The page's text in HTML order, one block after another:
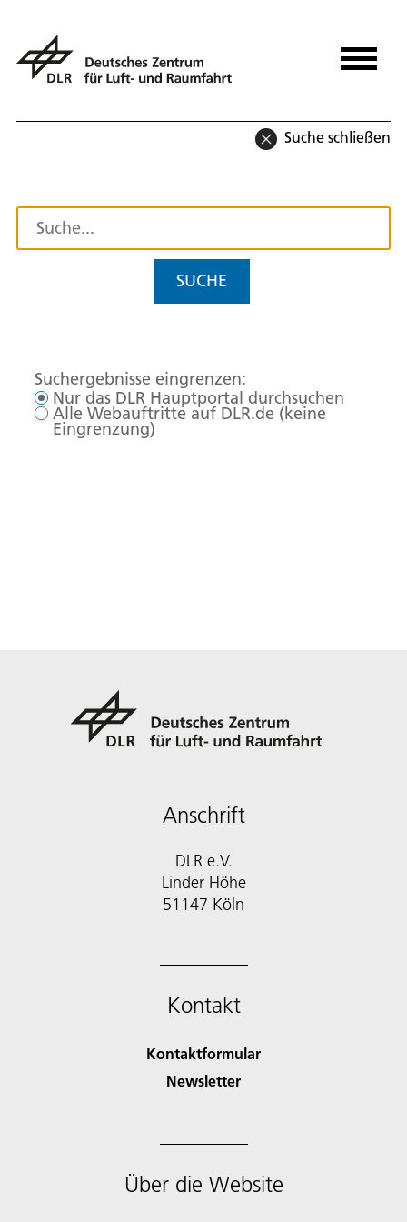
Suche schließen
SUCHE
Suchergebnisse eingrenzen:
Nur das DLR Hauptportal durchsuchen
Alle Webauftritte auf DLR.de (keine
Eingrenzung)
Anschrift
DLR e.V.
Linder Höhe
51147 Köln
Kontakt
Kontaktformular
Newsletter
Über die Website